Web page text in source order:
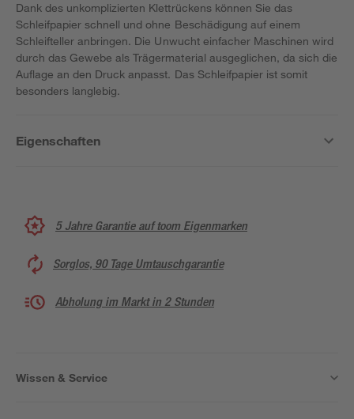
Dank des unkomplizierten Klettrückens können Sie das
Schleifpapier schnell und ohne Beschädigung auf einem
Schleifteller anbringen. Die Unwucht einfacher Maschinen wird
durch das Gewebe als Trägermaterial ausgeglichen, da sich die
Auflage an den Druck anpasst. Das Schleifpapier ist somit
besonders langlebig.
Eigenschaften
5 Jahre Garantie auf toom Eigenmarken
Sorglos, 90 Tage Umtauschgarantie
Abholung im Markt in 2 Stunden
Wissen & Service